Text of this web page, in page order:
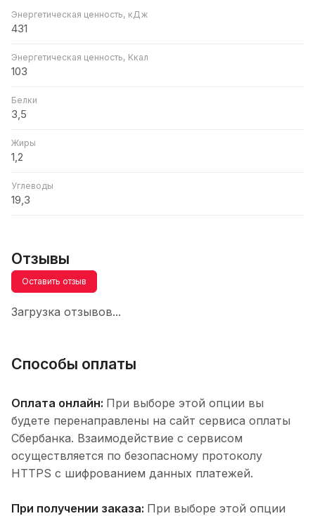
Энергетическая ценность, кДж
431
Энергетическая ценность, Ккал
103
Белки
3,5
Жиры
1,2
Углеводы
19,3
Отзывы
Оставить отзыв
Загрузка отзывов...
Способы оплаты
Оплата онлайн: При выборе этой опции вы
будете перенаправлены на сайт сервиса оплаты
Сбербанка. Взаимодействие с сервисом
осуществляется по безопасному протоколу
HTTPS с шифрованием данных платежей.
При получении заказа: При выборе этой опции